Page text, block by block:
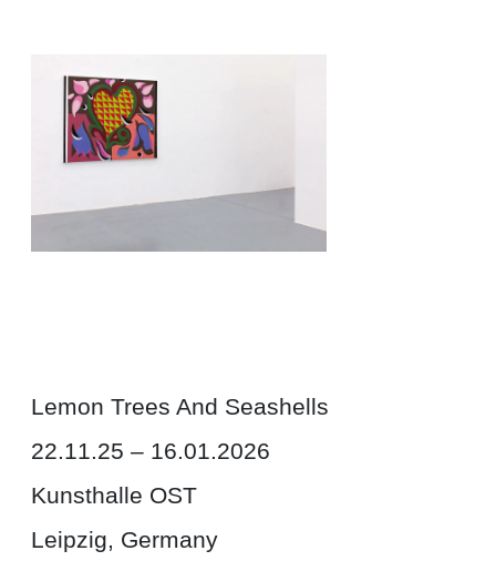
Lemon Trees And Seashells
22.11.25 – 16.01.2026
Kunsthalle OST
Leipzig, Germany